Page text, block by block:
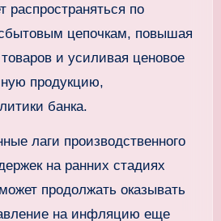
распространяться по
цепочкам, повышая
и усиливая ценовое
продукцию,
банка.
лаги производственного
на ранних стадиях
продолжать оказывать
на инфляцию еще